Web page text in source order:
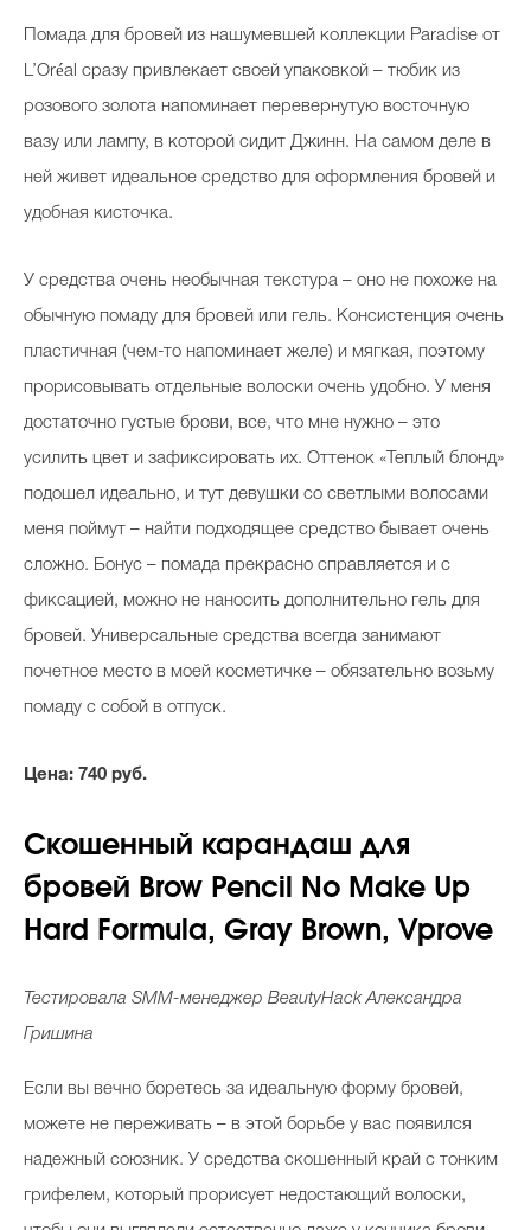
Помада для бровей из нашумевшей коллекции Paradise от
L’Oréal сразу привлекает своей упаковкой – тюбик из
розового золота напоминает перевернутую восточную
вазу или лампу, в которой сидит Джинн. На самом деле в
ней живет идеальное средство для оформления бровей и
удобная кисточка.
У средства очень необычная текстура – оно не похоже на
обычную помаду для бровей или гель. Консистенция очень
пластичная (чем-то напоминает желе) и мягкая, поэтому
прорисовывать отдельные волоски очень удобно. У меня
достаточно густые брови, все, что мне нужно – это
усилить цвет и зафиксировать их. Оттенок «Теплый блонд»
подошел идеально, и тут девушки со светлыми волосами
меня поймут – найти подходящее средство бывает очень
сложно. Бонус – помада прекрасно справляется и с
фиксацией, можно не наносить дополнительно гель для
бровей. Универсальные средства всегда занимают
почетное место в моей косметичке – обязательно возьму
помаду с собой в отпуск.
Цена: 740 руб.
Скошенный карандаш для
бровей Brow Pencil No Make Up
Hard Formula, Gray Brown, Vprove
Тестировала SMM-менеджер BeautyHack Александра
Гришина
Если вы вечно боретесь за идеальную форму бровей,
можете не переживать – в этой борьбе у вас появился
надежный союзник. У средства скошенный край с тонким
грифелем, который прорисует недостающий волоски,